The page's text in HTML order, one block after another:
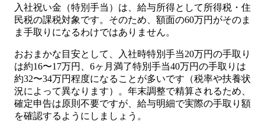
入社祝い金（特別手当）は、給与所得として所得税・住
民税の課税対象です。そのため、額面の60万円がそのま
ま手取りになるわけではありません。
おおまかな目安として、入社時特別手当20万円の手取り
は約16〜17万円、6ヶ月満了特別手当40万円の手取りは
約32〜34万円程度になることが多いです（税率や扶養状
況によって異なります）。年末調整で精算されるため、
確定申告は原則不要ですが、給与明細で実際の手取り額
を確認するようにしましょう。